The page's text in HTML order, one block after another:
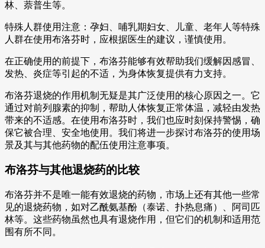
林、萘普生等。
特殊人群使用注意：孕妇、哺乳期妇女、儿童、老年人等特殊
人群在使用布洛芬时，应根据医生的建议，谨慎使用。
在正确使用的前提下，布洛芬能够有效帮助我们缓解因感冒、
发热、炎症等引起的不适，为身体恢复提供有力支持。
布洛芬退烧的作用机制无疑是其广泛使用的核心原因之一。它
通过对前列腺素的抑制，帮助人体恢复正常体温，减轻由发热
带来的不适感。在使用布洛芬时，我们也应时刻保持警惕，确
保它被合理、安全地使用。我们将进一步探讨布洛芬的使用场
景及其与其他药物的配伍使用注意事项。
布洛芬与其他退烧药的比较
布洛芬并不是唯一能有效退烧的药物，市场上还有其他一些常
见的退烧药物，如对乙酰氨基酚（泰诺、扑热息痛）、阿司匹
林等。这些药物虽然也具有退烧作用，但它们的机制和适用范
围有所不同。